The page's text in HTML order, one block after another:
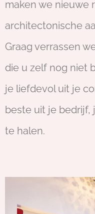
maken we nieuwe
architectonische
Graag verrassen
die u zelf nog niet
je liefdevol uit je
beste uit je
te halen.